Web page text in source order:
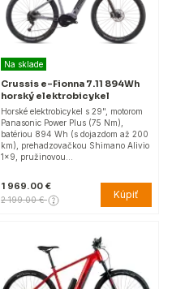
Na sklade
Crussis e-Fionna 7.11 894Wh
horský elektrobicykel
Horské elektrobicykel s 29", motorom
Panasonic Power Plus (75 Nm),
batériou 894 Wh (s dojazdom až 200
km), prehadzovačkou Shimano Alivio
1x9, pružinovou…
1 969.00 €
2 199.00 € Kúpiť